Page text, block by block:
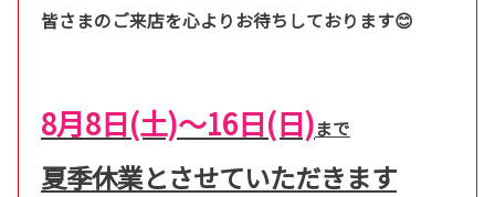
皆さまのご来店を心よりお待ちしております😊
8月8日(土)～16日(日)まで
夏季休業とさせていただきます